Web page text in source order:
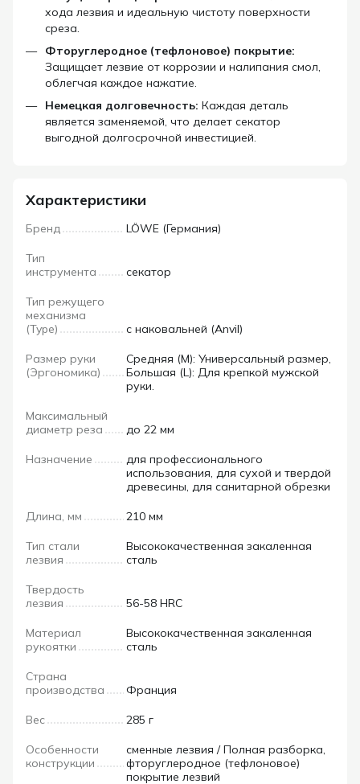
хода лезвия и идеальную чистоту поверхности
среза.
Фторуглеродное (тефлоновое) покрытие:
Защищает лезвие от коррозии и налипания смол,
облегчая каждое нажатие.
Немецкая долговечность: Каждая деталь
является заменяемой, что делает секатор
выгодной долгосрочной инвестицией.
Характеристики
Бренд LÖWE (Германия)
Тип
инструмента
секатор
Тип режущего
механизма
(Type)
с наковальней (Anvil)
Размер руки
(Эргономика)
Средняя (M): Универсальный размер,
Большая (L): Для крепкой мужской
руки.
Максимальный
диаметр реза
до 22 мм
Назначение
для профессионального
использования, для сухой и твердой
древесины, для санитарной обрезки
Длина, мм 210 мм
Тип стали
лезвия
Высококачественная закаленная
сталь
Твердость
лезвия
56-58 HRC
Материал
рукоятки
Высококачественная закаленная
сталь
Страна
производства
Франция
Вес 285 г
Особенности
конструкции
сменные лезвия / Полная разборка,
фторуглеродное (тефлоновое)
покрытие лезвий